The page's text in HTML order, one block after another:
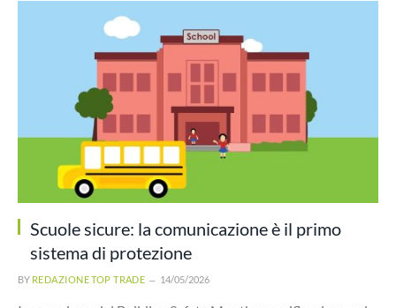
Scuole sicure: la comunicazione è il primo
sistema di protezione
BY REDAZIONE TOP TRADE 14/05/2026